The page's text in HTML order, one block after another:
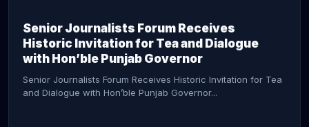
Senior Journalists Forum Receives
Historic Invitation for Tea and Dialogue
with Hon’ble Punjab Governor
Senior Journalists Forum Receives Historic Invitation for Tea
and Dialogue with Hon’ble Punjab Governor...